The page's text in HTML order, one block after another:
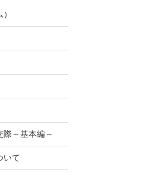
～基本編～
いて